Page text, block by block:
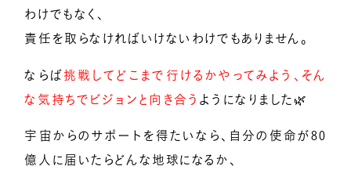
わけでもなく、
責任を取らなければいけないわけでもありません。
ならば挑戦してどこまで行けるかやってみよう、そん
な気持ちでビジョンと向き合う ようになりました🌿
宇宙からのサポートを得たいなら、自分の使命が80
億人に届いたらどんな地球になるか、